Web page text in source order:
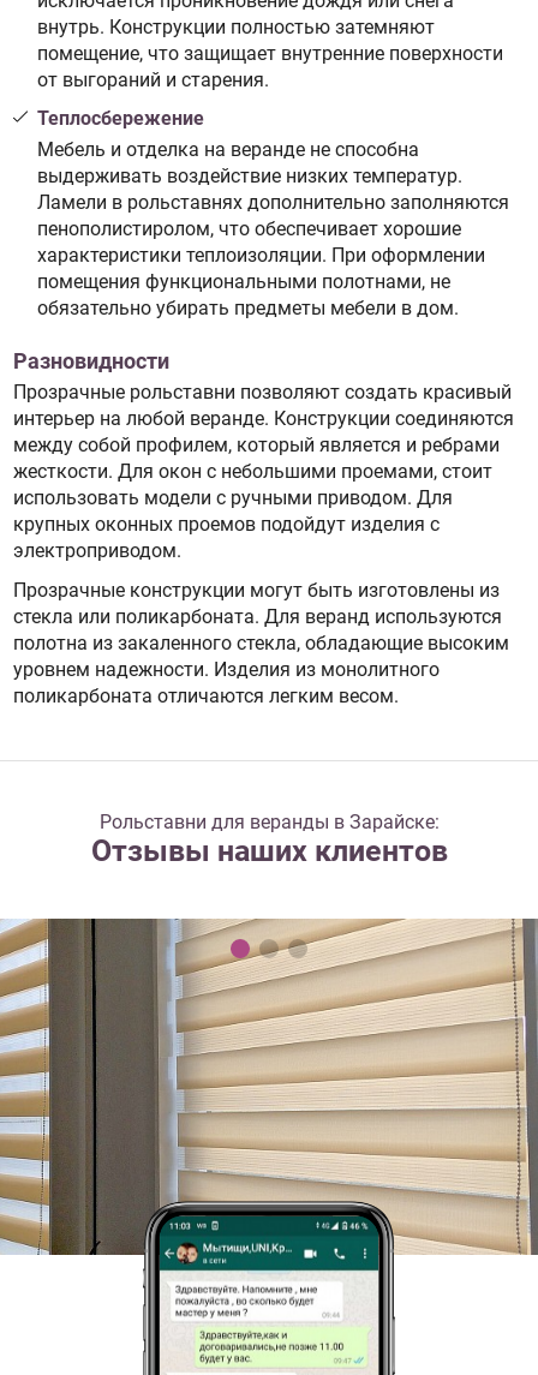
внутрь. Конструкции полностью затемняют
помещение, что защищает внутренние поверхности
от выгораний и старения.
Теплосбережение
Мебель и отделка на веранде не способна
выдерживать воздействие низких температур.
Ламели в рольставнях дополнительно заполняются
пенополистиролом, что обеспечивает хорошие
характеристики теплоизоляции. При оформлении
помещения функциональными полотнами, не
обязательно убирать предметы мебели в дом.
Разновидности
Прозрачные рольставни позволяют создать красивый
интерьер на любой веранде. Конструкции соединяются
между собой профилем, который является и ребрами
жесткости. Для окон с небольшими проемами, стоит
использовать модели с ручными приводом. Для
крупных оконных проемов подойдут изделия с
электроприводом.
Прозрачные конструкции могут быть изготовлены из
стекла или поликарбоната. Для веранд используются
полотна из закаленного стекла, обладающие высоким
уровнем надежности. Изделия из монолитного
поликарбоната отличаются легким весом.
Рольставни для веранды в Зарайске:
Отзывы наших клиентов